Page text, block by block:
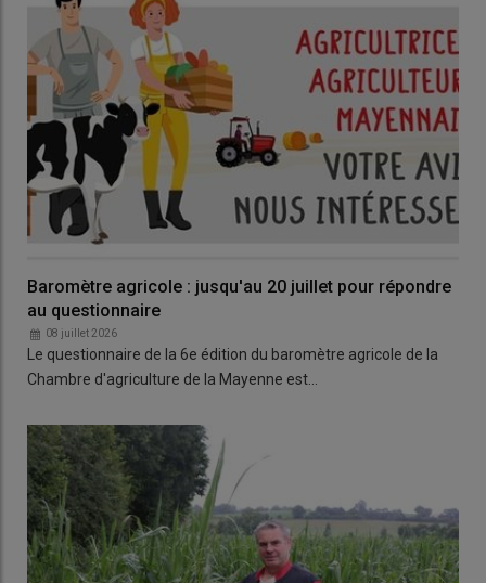
Baromètre agricole : jusqu'au 20 juillet pour répondre
au questionnaire
08 juillet 2026
Le questionnaire de la 6e édition du baromètre agricole de la
Chambre d'agriculture de la Mayenne est…